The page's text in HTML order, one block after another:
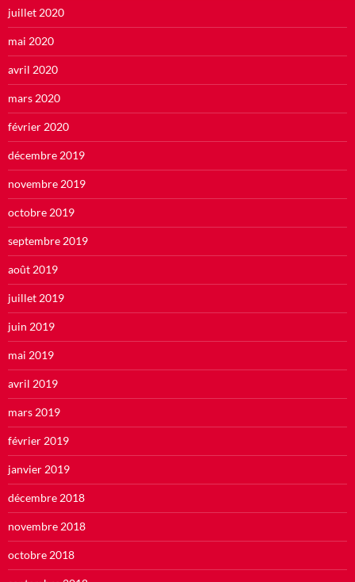
juillet 2020
mai 2020
avril 2020
mars 2020
février 2020
décembre 2019
novembre 2019
octobre 2019
septembre 2019
août 2019
juillet 2019
juin 2019
mai 2019
avril 2019
mars 2019
février 2019
janvier 2019
décembre 2018
novembre 2018
octobre 2018